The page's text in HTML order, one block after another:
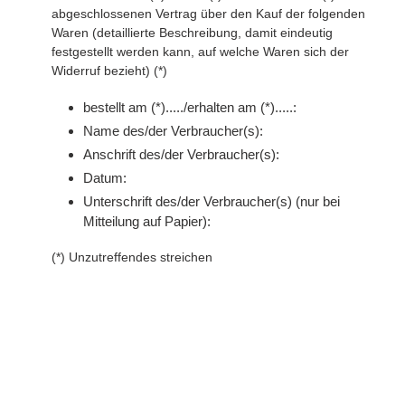
abgeschlossenen Vertrag über den Kauf der folgenden
Waren (detaillierte Beschreibung, damit eindeutig
festgestellt werden kann, auf welche Waren sich der
Widerruf bezieht) (*)
bestellt am (*)...../erhalten am (*).....:
Name des/der Verbraucher(s):
Anschrift des/der Verbraucher(s):
Datum:
Unterschrift des/der Verbraucher(s) (nur bei
Mitteilung auf Papier):
(*) Unzutreffendes streichen